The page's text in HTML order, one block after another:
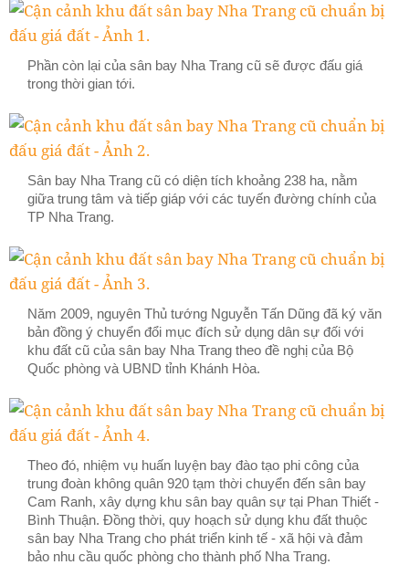
Phần còn lại của sân bay Nha Trang cũ sẽ được đấu giá
trong thời gian tới.
Sân bay Nha Trang cũ có diện tích khoảng 238 ha, nằm
giữa trung tâm và tiếp giáp với các tuyến đường chính của
TP Nha Trang.
Năm 2009, nguyên Thủ tướng Nguyễn Tấn Dũng đã ký văn
bản đồng ý chuyển đổi mục đích sử dụng dân sự đối với
khu đất cũ của sân bay Nha Trang theo đề nghị của Bộ
Quốc phòng và UBND tỉnh Khánh Hòa.
Theo đó, nhiệm vụ huấn luyện bay đào tạo phi công của
trung đoàn không quân 920 tạm thời chuyển đến sân bay
Cam Ranh, xây dựng khu sân bay quân sự tại Phan Thiết -
Bình Thuận. Đồng thời, quy hoạch sử dụng khu đất thuộc
sân bay Nha Trang cho phát triển kinh tế - xã hội và đảm
bảo nhu cầu quốc phòng cho thành phố Nha Trang.